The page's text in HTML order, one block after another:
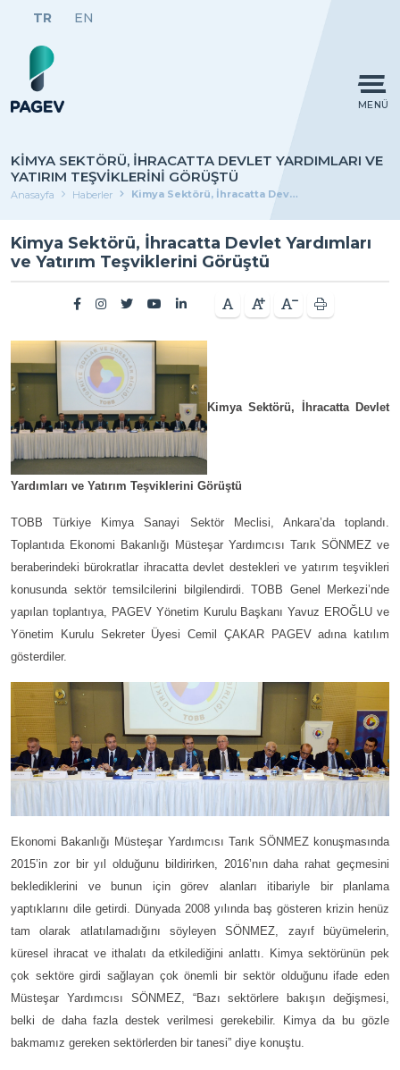
TR EN
MENÜ
KIMYA SEKTÖRÜ, İHRACATTA DEVLET YARDIMLARI VE
YATIRIM TEŞVIKLERINI GÖRÜŞTÜ
Anasayfa Haberler Kimya Sektörü, İhracatta Devlet Yardımları ve Yatırım Teşviklerini Görüştü
Kimya Sektörü, İhracatta Devlet Yardımları
ve Yatırım Teşviklerini Görüştü
Kimya Sektörü, İhracatta Devlet
Yardımları ve Yatırım Teşviklerini Görüştü
TOBB Türkiye Kimya Sanayi Sektör Meclisi, Ankara’da toplandı.
Toplantıda Ekonomi Bakanlığı Müsteşar Yardımcısı Tarık SÖNMEZ ve
beraberindeki bürokratlar ihracatta devlet destekleri ve yatırım teşvikleri
konusunda sektör temsilcilerini bilgilendirdi. TOBB Genel Merkezi’nde
yapılan toplantıya, PAGEV Yönetim Kurulu Başkanı Yavuz EROĞLU ve
Yönetim Kurulu Sekreter Üyesi Cemil ÇAKAR PAGEV adına katılım
gösterdiler.
Ekonomi Bakanlığı Müsteşar Yardımcısı Tarık SÖNMEZ konuşmasında
2015’in zor bir yıl olduğunu bildirirken, 2016’nın daha rahat geçmesini
beklediklerini ve bunun için görev alanları itibariyle bir planlama
yaptıklarını dile getirdi. Dünyada 2008 yılında baş gösteren krizin henüz
tam olarak atlatılamadığını söyleyen SÖNMEZ, zayıf büyümelerin,
küresel ihracat ve ithalatı da etkilediğini anlattı. Kimya sektörünün pek
çok sektöre girdi sağlayan çok önemli bir sektör olduğunu ifade eden
Müsteşar Yardımcısı SÖNMEZ, “Bazı sektörlere bakışın değişmesi,
belki de daha fazla destek verilmesi gerekebilir. Kimya da bu gözle
bakmamız gereken sektörlerden bir tanesi” diye konuştu.